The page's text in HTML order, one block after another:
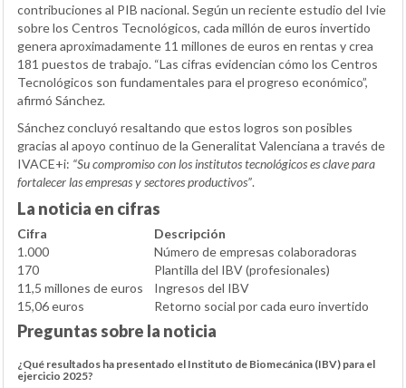
contribuciones al PIB nacional. Según un reciente estudio del Ivie
sobre los Centros Tecnológicos, cada millón de euros invertido
genera aproximadamente 11 millones de euros en rentas y crea
181 puestos de trabajo. “Las cifras evidencian cómo los Centros
Tecnológicos son fundamentales para el progreso económico”,
afirmó Sánchez.
Sánchez concluyó resaltando que estos logros son posibles
gracias al apoyo continuo de la Generalitat Valenciana a través de
IVACE+i: “Su compromiso con los institutos tecnológicos es clave para
fortalecer las empresas y sectores productivos”.
La noticia en cifras
Cifra
Descripción
1.000
Número de empresas colaboradoras
170
Plantilla del IBV (profesionales)
11,5 millones de euros
Ingresos del IBV
15,06 euros
Retorno social por cada euro invertido
Preguntas sobre la noticia
¿Qué resultados ha presentado el Instituto de Biomecánica (IBV) para el
ejercicio 2025?